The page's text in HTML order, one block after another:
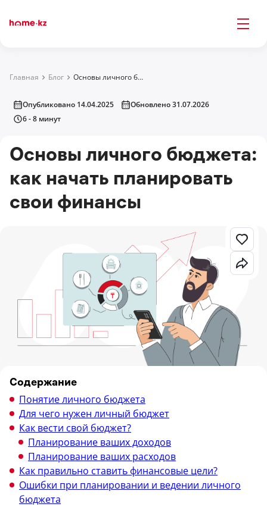
Главная Блог Основы личного бюджета: как начать планировать свои финансы
Опубликовано 14.04.2025
Обновлено 31.07.2026
6 - 8 минут
Основы личного бюджета:
как начать планировать
свои финансы
Содержание
Понятие личного бюджета
Для чего нужен личный бюджет
Как вести свой бюджет?
Планирование ваших доходов
Планирование ваших расходов
Как правильно ставить финансовые цели?
Ошибки при планировании и ведении личного
бюджета